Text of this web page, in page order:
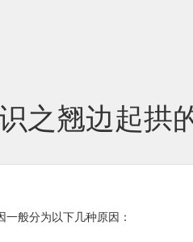
之翘边起拱
般分为以下几种原因：